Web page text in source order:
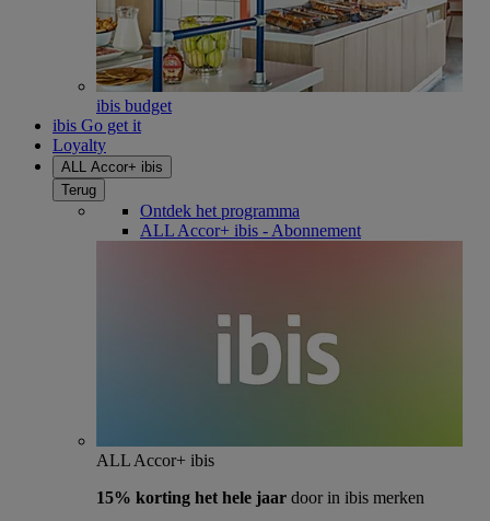
ibis budget
ibis Go get it
Loyalty
ALL Accor+ ibis
Terug
Ontdek het programma
ALL Accor+ ibis - Abonnement
ALL Accor+ ibis
15% korting het hele jaar door in ibis merken